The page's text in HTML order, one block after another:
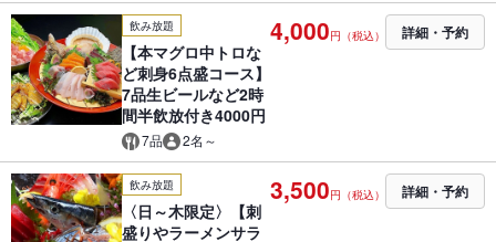
飲み放題
【本マグロ中トロな
ど刺身6点盛コース】
7品生ビールなど2時
間半飲放付き4000円
7品 2名～
4,000円（税込） 詳細・予約
飲み放題
〈日～木限定〉【刺
盛りやラーメンサラ
3,500円（税込） 詳細・予約